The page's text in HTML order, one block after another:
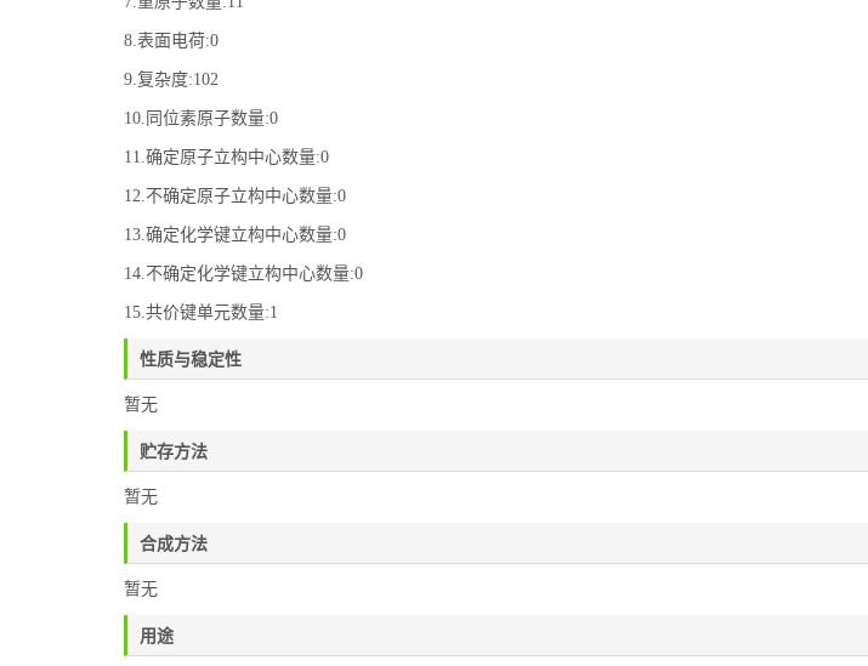
8.表面电荷:0
9.复杂度:102
10.同位素原子数量:0
11.确定原子立构中心数量:0
12.不确定原子立构中心数量:0
13.确定化学键立构中心数量:0
14.不确定化学键立构中心数量:0
15.共价键单元数量:1
性质与稳定性
暂无
贮存方法
暂无
合成方法
暂无
用途